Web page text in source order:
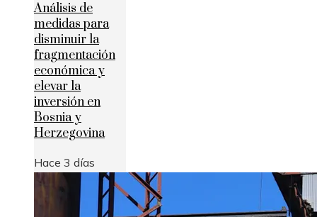
Análisis de
medidas para
disminuir la
fragmentación
económica y
elevar la
inversión en
Bosnia y
Herzegovina
Hace 3 días